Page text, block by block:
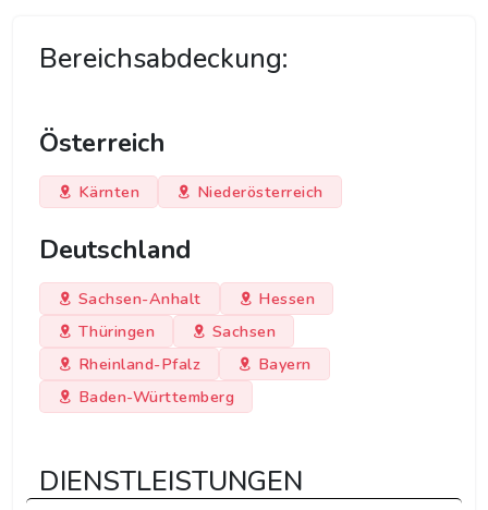
Bereichsabdeckung:
Österreich
Kärnten Niederösterreich
Deutschland
Sachsen-Anhalt
Hessen
Thüringen
Sachsen
Rheinland-Pfalz
Bayern
Baden-Württemberg
DIENSTLEISTUNGEN